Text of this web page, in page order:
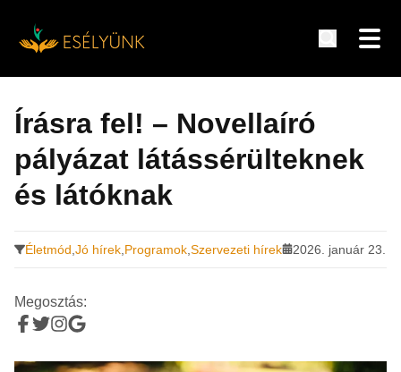
tartalomra
Írásra fel! – Novellaíró
pályázat látássérülteknek
és látóknak
Életmód Jó hírek Programok Szervezeti hírek 2026. január 23.
Megosztás: